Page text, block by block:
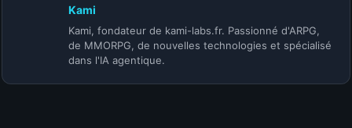
Kami
Kami, fondateur de kami-labs.fr. Passionné d'ARPG,
de MMORPG, de nouvelles technologies et spécialisé
dans l'IA agentique.